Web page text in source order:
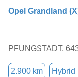
Opel Grandland
PFUNGSTADT,
2.900 km Hybrid